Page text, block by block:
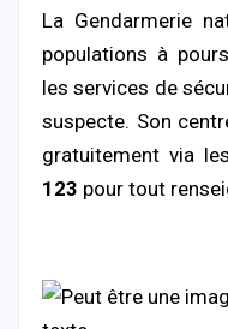
La Gendarmerie
populations à
les services de
suspecte. Son
gratuitement via
123 pour tout